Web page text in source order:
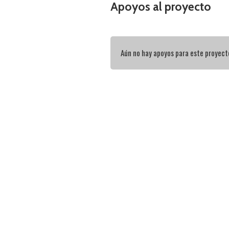
Apoyos al proyecto
Aún no hay apoyos para este